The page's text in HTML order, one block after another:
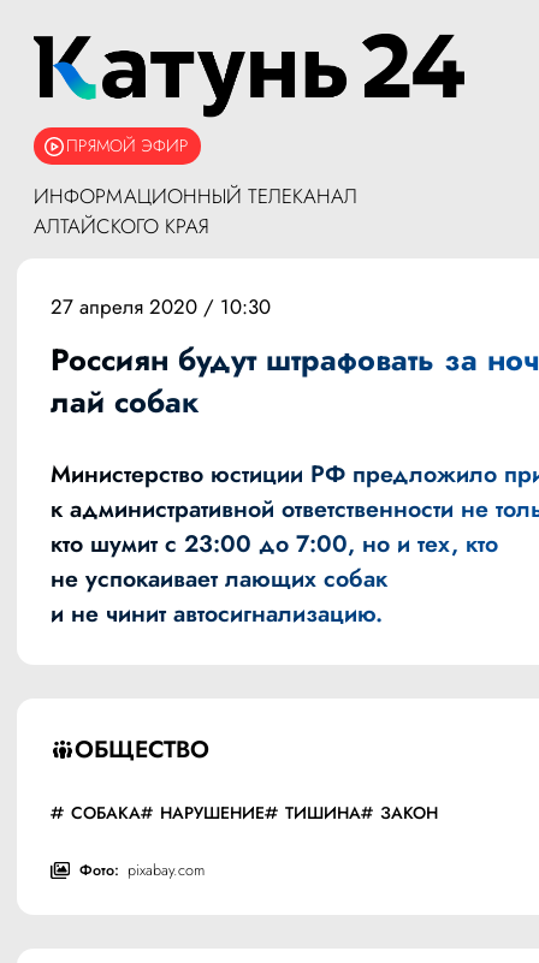
ПРЯМОЙ ЭФИР
ИНФОРМАЦИОННЫЙ ТЕЛЕКАНАЛ
АЛТАЙСКОГО КРАЯ
ОБЩЕСТВО
СОБАКА НАРУШЕНИЕ ТИШИНА ЗАКОН
Фото: pixabay.com
27 апреля 2020 / 10:30
Россиян будут штрафовать за
лай собак
Министерство юстиции РФ предложило
к административной ответственности не
кто шумит с 23:00 до 7:00, но и тех, кто
не успокаивает лающих собак
и не чинит автосигнализацию.